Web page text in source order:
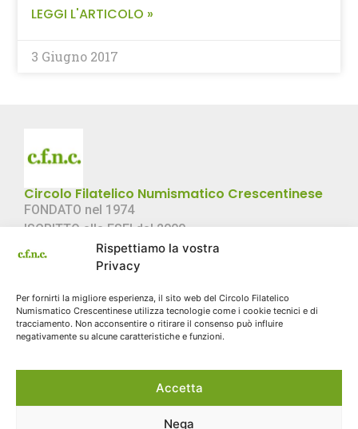
Rispettiamo la vostra
Privacy
Per fornirti la migliore esperienza, il sito web del Circolo Filatelico
Numismatico Crescentinese utilizza tecnologie come i cookie tecnici e di
tracciamento. Non acconsentire o ritirare il consenso può influire
negativamente su alcune caratteristiche e funzioni.
Accetta
Nega
LEGGI L'ARTICOLO »
3 Giugno 2017
Circolo Filatelico Numismatico Crescentinese
FONDATO nel 1974
ISCRITTO alla FSFI dal 2000
C.F. 02057360022
Chi Siamo
Storia
Contatti
Sito storico
Contatti